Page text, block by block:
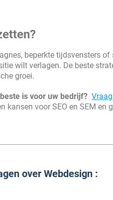
beperkte tijdsvensters
wilt verlagen. De beste
groei.
is voor uw bedrijf?
kansen voor SEO en SEM en
over Webdesign :